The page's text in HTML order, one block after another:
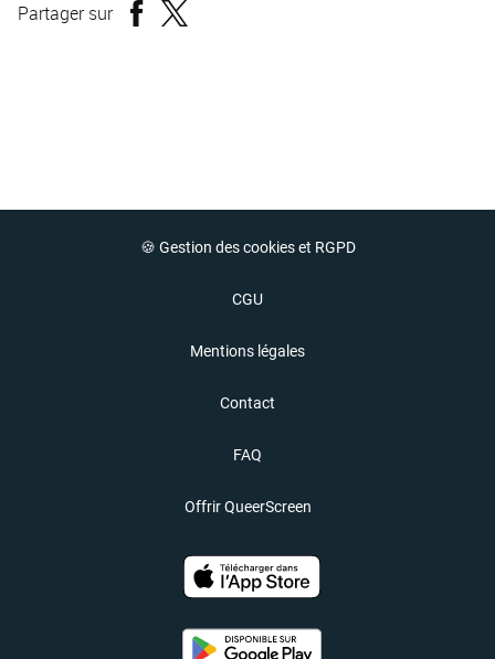
Partager sur
🍪 Gestion des cookies et RGPD
CGU
Mentions légales
Contact
FAQ
Offrir QueerScreen